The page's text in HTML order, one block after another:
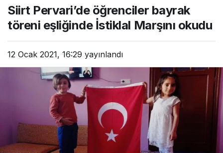
Siirt Pervari’de öğrenciler bayrak
töreni eşliğinde İstiklal Marşını okudu
12 Ocak 2021, 16:29 yayınlandı